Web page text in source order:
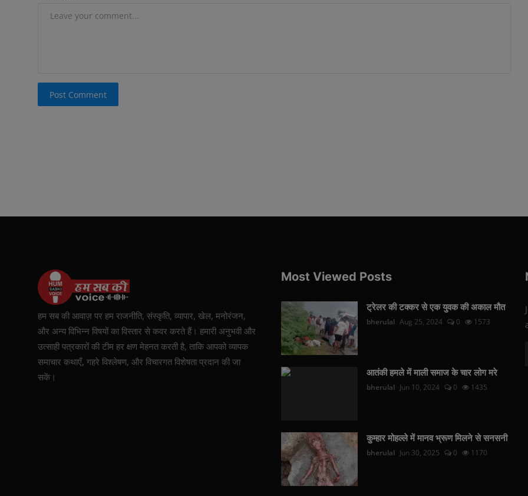
Post Comment
हम सब की आवाज़ पर हम राजनीति, संस्कृति, व्यापार, खेल, मनोरंजन,
और अन्य विभिन्न विषयों का विस्तार से कवर करते हैं। हमारी अनुभवी और
उत्साही पत्रकारों की टीम हर क्षण मेहनत करती है, ताकि आपको व्यापक
समाचार कथाएँ, गहरे विश्लेषण, और विचारगत विशेषता प्रदान की जा
सकें।
Most Viewed Posts
ट्रेलर की टक्कर से एक युवक की अकाल मौत
bherulal Aug 25, 2024 0 1573
आतंकी हमले में माली समाज के चार लोग मरे
bherulal Jun 10, 2024 0 1435
कुम्हार मोहल्ले में मानव भ्रूण मिलने से सनसनी
bherulal Jun 30, 2025 0 1170